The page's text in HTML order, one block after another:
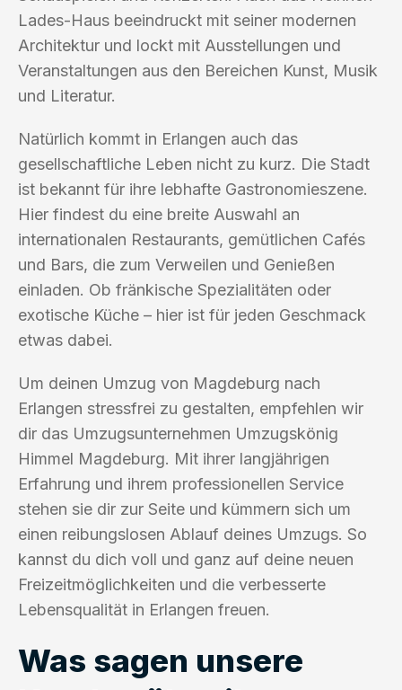
Lades-Haus beeindruckt mit seiner modernen
Architektur und lockt mit Ausstellungen und
Veranstaltungen aus den Bereichen Kunst, Musik
und Literatur.
Natürlich kommt in Erlangen auch das
gesellschaftliche Leben nicht zu kurz. Die Stadt
ist bekannt für ihre lebhafte Gastronomieszene.
Hier findest du eine breite Auswahl an
internationalen Restaurants, gemütlichen Cafés
und Bars, die zum Verweilen und Genießen
einladen. Ob fränkische Spezialitäten oder
exotische Küche – hier ist für jeden Geschmack
etwas dabei.
Um deinen Umzug von Magdeburg nach
Erlangen stressfrei zu gestalten, empfehlen wir
dir das Umzugsunternehmen Umzugskönig
Himmel Magdeburg. Mit ihrer langjährigen
Erfahrung und ihrem professionellen Service
stehen sie dir zur Seite und kümmern sich um
einen reibungslosen Ablauf deines Umzugs. So
kannst du dich voll und ganz auf deine neuen
Freizeitmöglichkeiten und die verbesserte
Lebensqualität in Erlangen freuen.
Was sagen unsere